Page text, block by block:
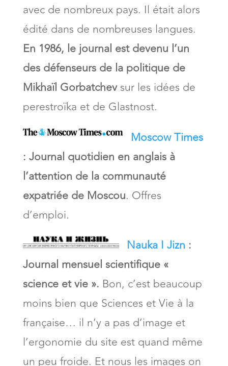
avec de nombreux pays. Il était alors
édité dans de nombreuses langues.
En 1986, le journal est devenu l’un
des défenseurs de la politique de
Mikhaïl Gorbatchevsur les idées de
perestroïka et de Glastnost.
Moscow Times
: Journal quotidien en anglais à
l’attention de la communauté
expatriée de Moscou. Offres
d’emploi.
Nauka I Jizn :
Journal mensuel scientifique «
science et vie ». Bon, c’est beaucoup
moins bien que Sciences et Vie à la
française… il n’y a pas d’image et
l’ergonomie du site est quand même
un peu froide. Et nous les images on